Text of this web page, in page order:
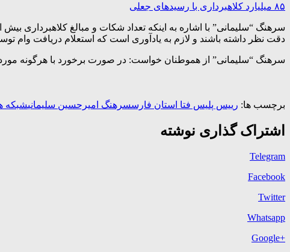
۸۵ میلیارد کلاهبرداری با رسیدهای جعلی
سرهنگ “سلیمانی” با اشاره به اینکه تعداد شکات و مبالغ کلاهبرداری
دقت نظر داشته باشند و لازم به یادآوری است که استعلام دریافت وام
سرهنگ “سلیمانی” از هموطنان خواست: در صورت برخورد با هرگونه مورد مشکوک و یا
برچسب ها: رییس پلیس فتا استان فارسسرهنگ امیرحسین سلیمانیشبکه
اشتراک گذاری نوشته
Telegram
Facebook
Twitter
Whatsapp
+Google